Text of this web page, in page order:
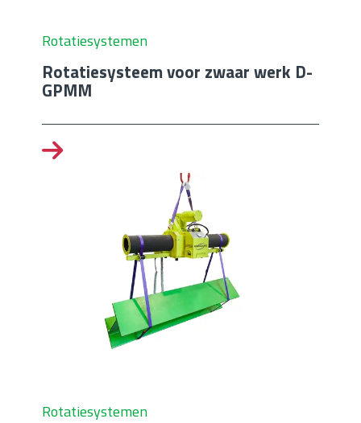
Rotatiesystemen
Rotatiesysteem voor zwaar werk D-
GPMM
Rotatiesystemen